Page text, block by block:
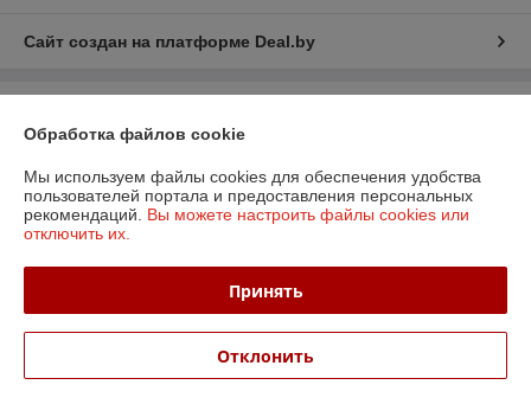
Сайт создан на платформе Deal.by
г. Минск пр. Партизанский, 152-1а
Регистрационный номер ЕГР: 190706808
Регистрационный орган: Администрация Заводского района
Местонахождение книги жалоб и предложений: Партизанский пр-т, д.
152, офис 6
Обработка файлов cookie
Мы используем файлы cookies для обеспечения удобства
пользователей портала и предоставления персональных
рекомендаций. Вы можете настроить файлы cookies или
отключить их.
Принять
Отклонить